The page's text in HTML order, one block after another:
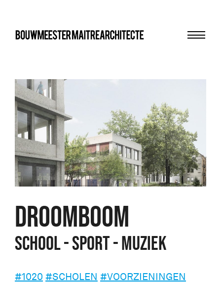
bma
DROOMBOOM
SCHOOL - SPORT - MUZIEK
#1020 #SCHOLEN #VOORZIENINGEN